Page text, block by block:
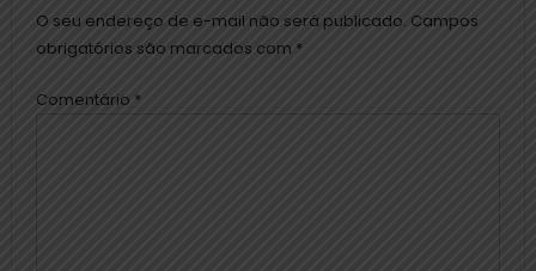
O seu endereço de e-mail não será publicado. Campos
obrigatórios são marcados com *
Comentário *